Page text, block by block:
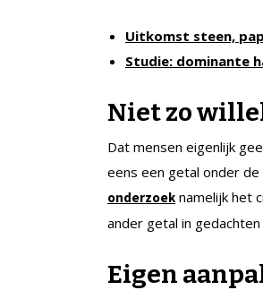
Uitkomst steen,
Studie: dominante
Niet zo
Dat mensen eigenlijk
eens een getal onder de
onderzoek namelijk het
ander getal in
Eigen